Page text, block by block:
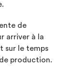
de
arriver à la
sur le temps
production.